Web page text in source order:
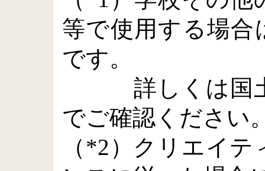
等で使用する場合
です。
詳しくは国土
でご確認ください
（*2）クリエイ